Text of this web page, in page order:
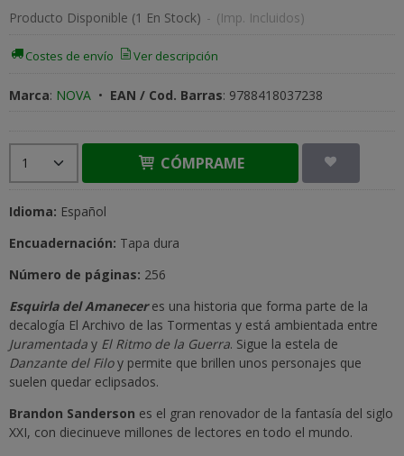
Producto Disponible (1 En Stock) - (Imp. Incluidos)
Costes de envío Ver descripción
Marca: NOVA • EAN / Cod. Barras: 9788418037238
CÓMPRAME
Idioma: Español
Encuadernación: Tapa dura
Número de páginas: 256
Esquirla del Amaneceres una historia que forma parte de la
decalogía El Archivo de las Tormentas y está ambientada entre
Juramentada y El Ritmo de la Guerra. Sigue la estela de
Danzante del Filoy permite que brillen unos personajes que
suelen quedar eclipsados.
Brandon Sanderson es el gran renovador de la fantasía del siglo
XXI, con diecinueve millones de lectores en todo el mundo.